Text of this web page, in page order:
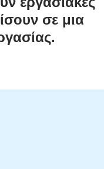
σε μια